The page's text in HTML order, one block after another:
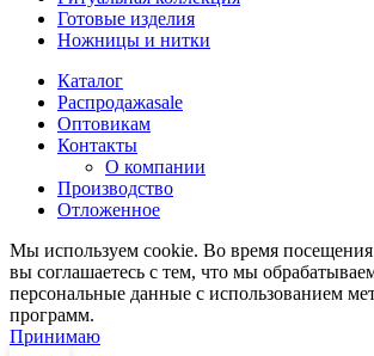
Готовые изделия
Ножницы и нитки
Каталог
Распродажаsale
Оптовикам
Контакты
О компании
Производство
Отложенное
Мы используем cookie. Во время посещения
вы соглашаетесь с тем, что мы
персональные данные с использованием
программ.
Принимаю